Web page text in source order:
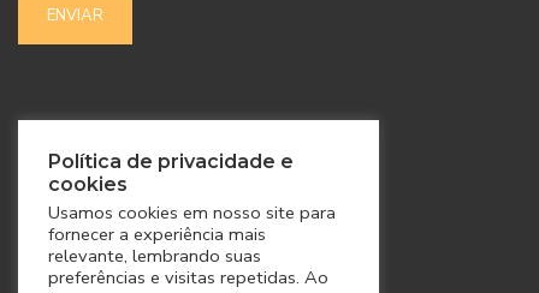
SIGA-NOS
Política de privacidade e
cookies
Usamos cookies em nosso site para
fornecer a experiência mais
relevante, lembrando suas
preferências e visitas repetidas. Ao